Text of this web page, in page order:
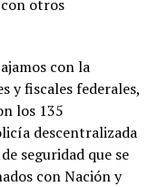
otros
con la
y fiscales federales,
los 135
descentralizada
seguridad que se
con Nación y